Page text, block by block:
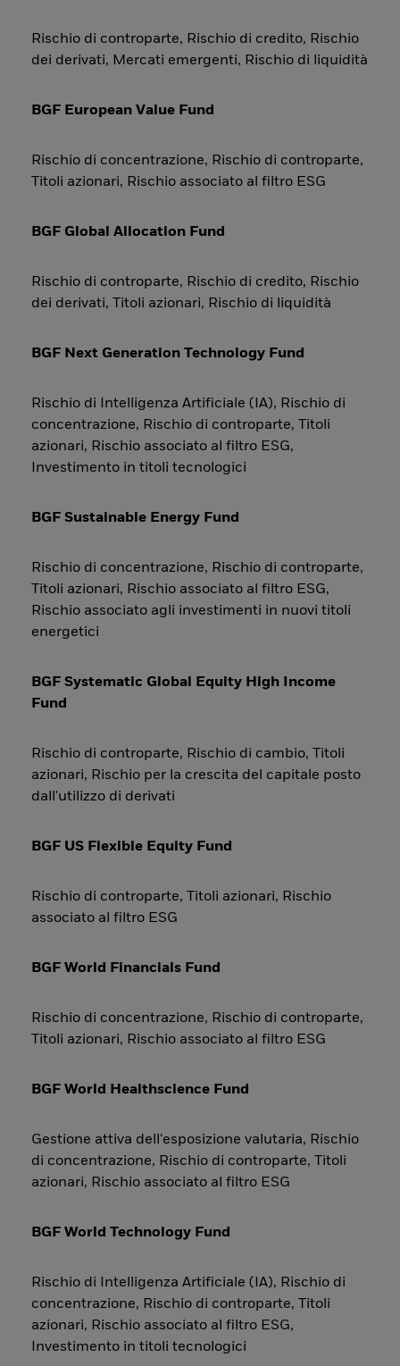
Rischio di controparte, Rischio di credito, Rischio
dei derivati, Mercati emergenti, Rischio di liquidità
BGF European Value Fund
Rischio di concentrazione, Rischio di controparte,
Titoli azionari, Rischio associato al filtro ESG
BGF Global Allocation Fund
Rischio di controparte, Rischio di credito, Rischio
dei derivati, Titoli azionari, Rischio di liquidità
BGF Next Generation Technology Fund
Rischio di Intelligenza Artificiale (IA), Rischio di
concentrazione, Rischio di controparte, Titoli
azionari, Rischio associato al filtro ESG,
Investimento in titoli tecnologici
BGF Sustainable Energy Fund
Rischio di concentrazione, Rischio di controparte,
Titoli azionari, Rischio associato al filtro ESG,
Rischio associato agli investimenti in nuovi titoli
energetici
BGF Systematic Global Equity High Income
Fund
Rischio di controparte, Rischio di cambio, Titoli
azionari, Rischio per la crescita del capitale posto
dall'utilizzo di derivati
BGF US Flexible Equity Fund
Rischio di controparte, Titoli azionari, Rischio
associato al filtro ESG
BGF World Financials Fund
Rischio di concentrazione, Rischio di controparte,
Titoli azionari, Rischio associato al filtro ESG
BGF World Healthscience Fund
Gestione attiva dell'esposizione valutaria, Rischio
di concentrazione, Rischio di controparte, Titoli
azionari, Rischio associato al filtro ESG
BGF World Technology Fund
Rischio di Intelligenza Artificiale (IA), Rischio di
concentrazione, Rischio di controparte, Titoli
azionari, Rischio associato al filtro ESG,
Investimento in titoli tecnologici